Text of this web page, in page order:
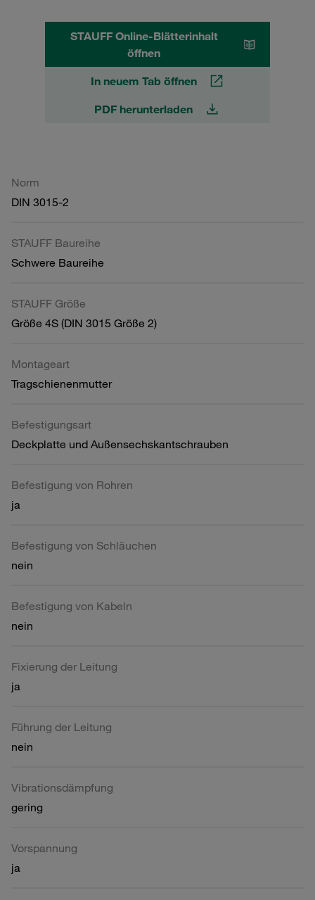
STAUFF Online-Blätterinhalt
öffnen
In neuem Tab öffnen
PDF herunterladen
Norm
DIN 3015-2
STAUFF Baureihe
Schwere Baureihe
STAUFF Größe
Größe 4S (DIN 3015 Größe 2)
Montageart
Tragschienenmutter
Befestigungsart
Deckplatte und Außensechskantschrauben
Befestigung von Rohren
ja
Befestigung von Schläuchen
nein
Befestigung von Kabeln
nein
Fixierung der Leitung
ja
Führung der Leitung
nein
Vibrationsdämpfung
gering
Vorspannung
ja